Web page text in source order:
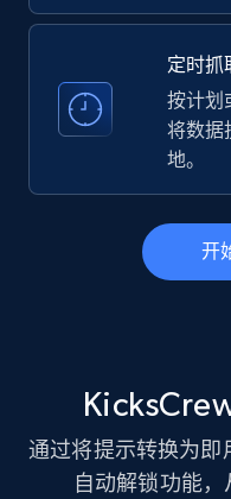
Employees in
33.6K+
Instagram -
Account, Fbid, ID,
business account, Is
Instagram -
定时抓
按计划
将数据
地。
开
通过将提示转换为即
自动解锁功能，